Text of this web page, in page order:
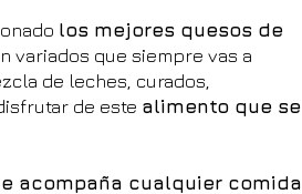
los mejores quesos de
variados que siempre vas a
de leches, curados,
de este alimento que se
acompaña cualquier comida